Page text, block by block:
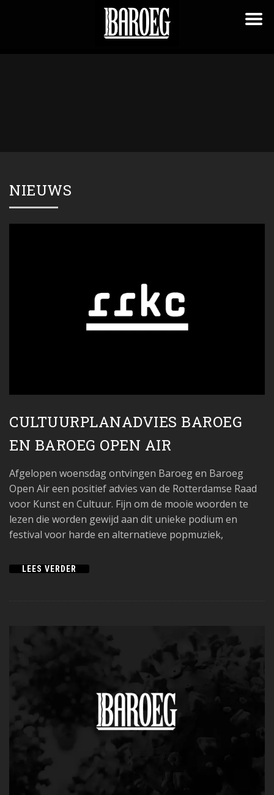
NIEUWS
CULTUURPLANADVIES BAROEG
EN BAROEG OPEN AIR
Afgelopen woensdag ontvingen Baroeg en Baroeg
Open Air een positief advies van de Rotterdamse Raad
voor Kunst en Cultuur. Fijn om de mooie woorden te
lezen die worden gewijd aan dit unieke podium en
festival voor harde en alternatieve popmuziek,
LEES VERDER